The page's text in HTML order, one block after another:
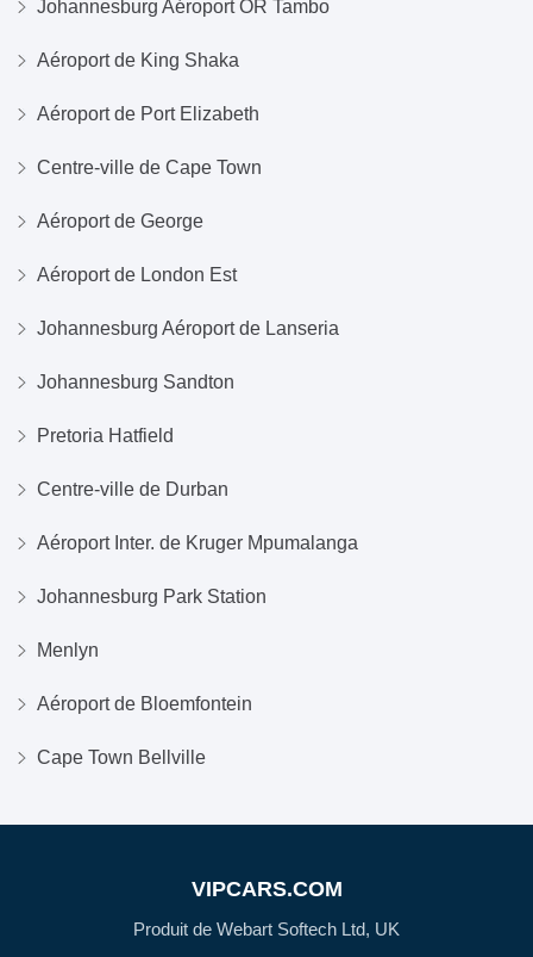
Johannesburg Aéroport OR Tambo
Aéroport de King Shaka
Aéroport de Port Elizabeth
Centre-ville de Cape Town
Aéroport de George
Aéroport de London Est
Johannesburg Aéroport de Lanseria
Johannesburg Sandton
Pretoria Hatfield
Centre-ville de Durban
Aéroport Inter. de Kruger Mpumalanga
Johannesburg Park Station
Menlyn
Aéroport de Bloemfontein
Cape Town Bellville
VIPCARS.COM
Produit de Webart Softech Ltd, UK